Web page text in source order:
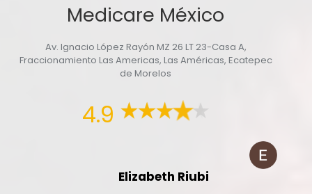
Medicare México
Av. Ignacio López Rayón MZ 26 LT 23-Casa A,
Fraccionamiento Las Americas, Las Américas, Ecatepec
de Morelos
4.9
Elizabeth Riubi